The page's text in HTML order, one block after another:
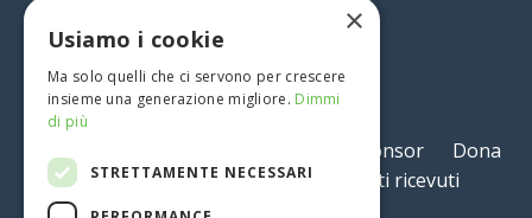
Diventa sponsor
Dona
ora
Libro Contatti
Contributi ricevuti
Statuto
×
Usiamo i cookie
Ma solo quelli che ci servono per crescere
insieme una generazione migliore. Dimmi
di più
STRETTAMENTE NECESSARI